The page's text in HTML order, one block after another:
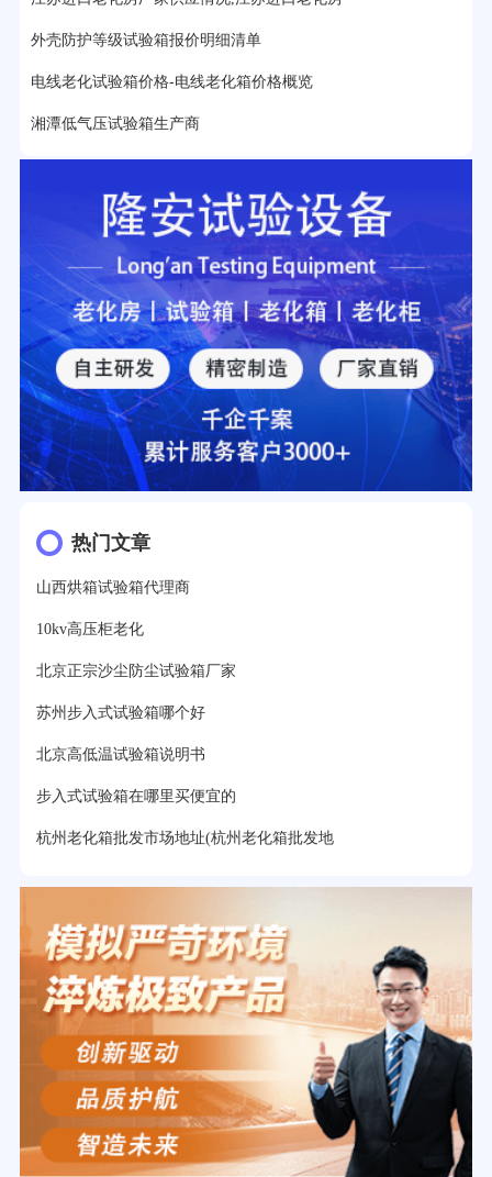
外壳防护等级试验箱报价明细清单
电线老化试验箱价格-电线老化箱价格概览
湘潭低气压试验箱生产商
热门文章
山西烘箱试验箱代理商
10kv高压柜老化
北京正宗沙尘防尘试验箱厂家
苏州步入式试验箱哪个好
北京高低温试验箱说明书
步入式试验箱在哪里买便宜的
杭州老化箱批发市场地址(杭州老化箱批发地